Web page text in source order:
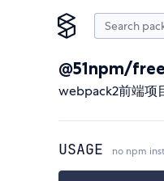
@51npm/
webpack2前端项
USAGE no npm